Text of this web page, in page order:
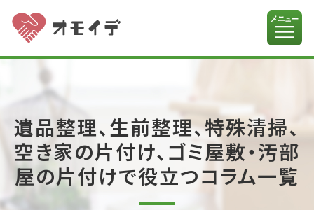
遺品整理、生前整理、特殊清掃、
空き家の片付け、ゴミ屋敷・汚部
屋の片付けで役立つコラム一覧